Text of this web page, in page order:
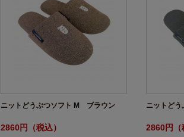
ニットどうぶつソフト M ブラウン
2860円（税込）
ニットど
2860円（